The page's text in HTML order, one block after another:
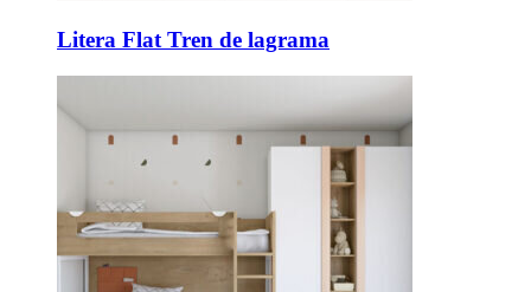
Litera Flat Tren de lagrama